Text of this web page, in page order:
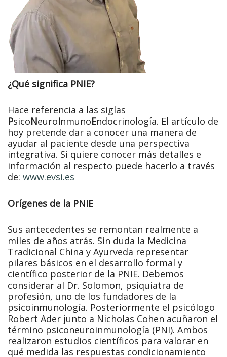
¿Qué significa PNIE?
Hace referencia a las siglas
PsicoNeuroInmunoEndocrinología. El artículo de
hoy pretende dar a conocer una manera de
ayudar al paciente desde una perspectiva
integrativa. Si quiere conocer más detalles e
información al respecto puede hacerlo a través
de: www.evsi.es
Orígenes de la PNIE
Sus antecedentes se remontan realmente a
miles de años atrás. Sin duda la Medicina
Tradicional China y Ayurveda representar
pilares básicos en el desarrollo formal y
científico posterior de la PNIE. Debemos
considerar al Dr. Solomon, psiquiatra de
profesión, uno de los fundadores de la
psicoinmunología. Posteriormente el psicólogo
Robert Ader junto a Nicholas Cohen acuñaron el
término psiconeuroinmunología (PNI). Ambos
realizaron estudios científicos para valorar en
qué medida las respuestas condicionamiento